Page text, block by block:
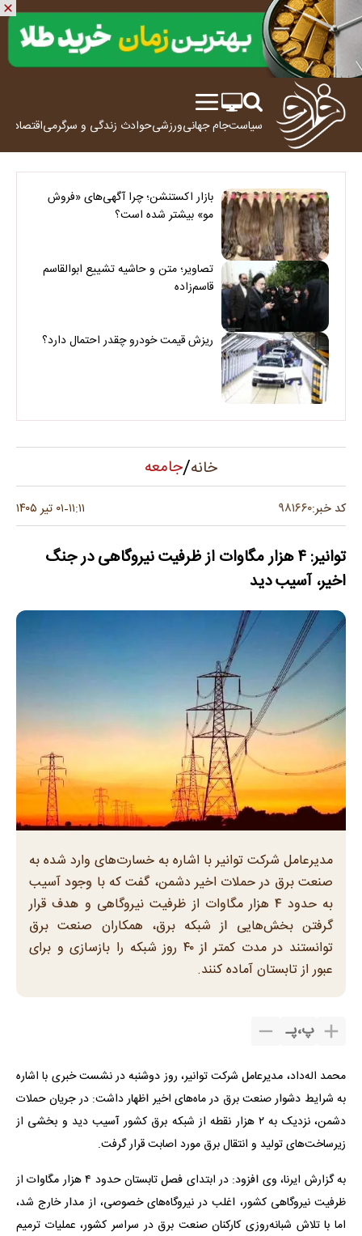
سیاستجام جهانیورزشیحوادث زندگی و سرگرمیاقتصاد
بازار اکستنشن؛ چرا آگهی‌های «فروش
مو» بیشتر شده است؟
تصاویر؛ متن و حاشیه تشییع ابوالقاسم
قاسم‌زاده
ریزش قیمت خودرو چقدر احتمال دارد؟
خانه/جامعه
کد خبر:۹۸۱۶۶۰ ۱۱:۱۱-۰۱ تیر ۱۴۰۵
توانیر: ۴ هزار مگاوات از ظرفیت نیروگاهی در جنگ
اخیر، آسیب دید
مدیرعامل شرکت توانیر با اشاره به خسارت‌های وارد شده به
صنعت برق در حملات اخیر دشمن، گفت که با وجود آسیب
به حدود ۴ هزار مگاوات از ظرفیت نیروگاهی و هدف قرار
گرفتن بخش‌هایی از شبکه برق، همکاران صنعت برق
توانستند در مدت کمتر از ۴۰ روز شبکه را بازسازی و برای
عبور از تابستان آماده کنند.
پ،پـ
محمد اله‌داد، مدیرعامل شرکت توانیر، روز دوشنبه در نشست خبری با اشاره
به شرایط دشوار صنعت برق در ماه‌های اخیر اظهار داشت: در جریان حملات
دشمن، نزدیک به ۲ هزار نقطه از شبکه برق کشور آسیب دید و بخشی از
زیرساخت‌های تولید و انتقال برق مورد اصابت قرار گرفت.
به گزارش ایرنا، وی افزود: در ابتدای فصل تابستان حدود ۴ هزار مگاوات از
ظرفیت نیروگاهی کشور، اغلب در نیروگاه‌های خصوصی، از مدار خارج شد،
اما با تلاش شبانه‌روزی کارکنان صنعت برق در سراسر کشور، عملیات ترمیم